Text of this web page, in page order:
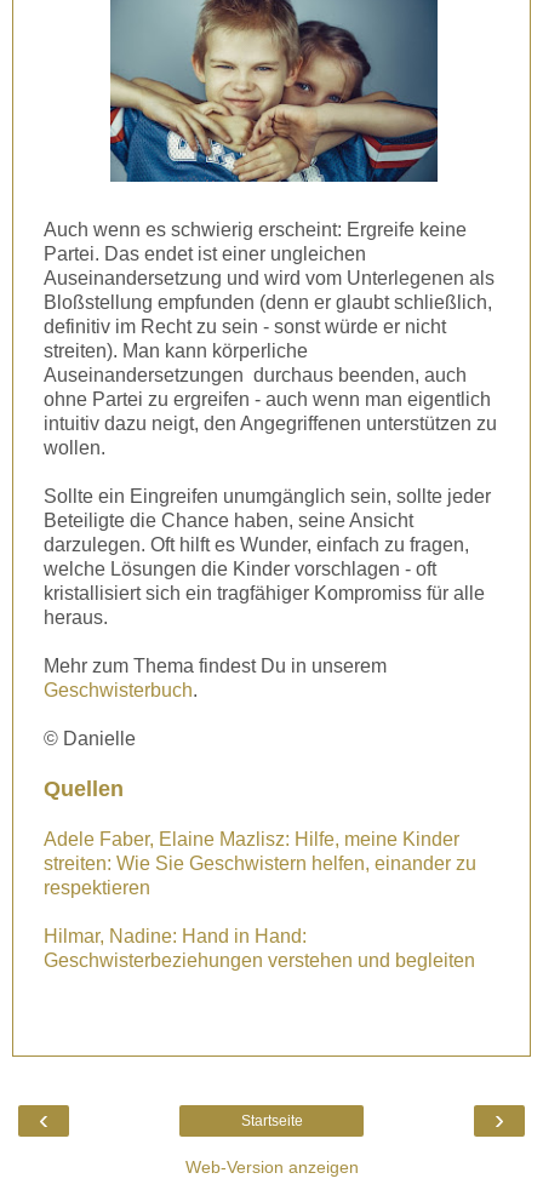
Auch wenn es schwierig erscheint: Ergreife keine
Partei. Das endet ist einer ungleichen
Auseinandersetzung und wird vom Unterlegenen als
Bloßstellung empfunden (denn er glaubt schließlich,
definitiv im Recht zu sein - sonst würde er nicht
streiten). Man kann körperliche
Auseinandersetzungen durchaus beenden, auch
ohne Partei zu ergreifen - auch wenn man eigentlich
intuitiv dazu neigt, den Angegriffenen unterstützen zu
wollen.
Sollte ein Eingreifen unumgänglich sein, sollte jeder
Beteiligte die Chance haben, seine Ansicht
darzulegen. Oft hilft es Wunder, einfach zu fragen,
welche Lösungen die Kinder vorschlagen - oft
kristallisiert sich ein tragfähiger Kompromiss für alle
heraus.
Mehr zum Thema findest Du in unserem
Geschwisterbuch.
© Danielle
Quellen
Adele Faber, Elaine Mazlisz: Hilfe, meine Kinder
streiten: Wie Sie Geschwistern helfen, einander zu
respektieren
Hilmar, Nadine: Hand in Hand:
Geschwisterbeziehungen verstehen und begleiten
‹ ›
Startseite
Web-Version anzeigen